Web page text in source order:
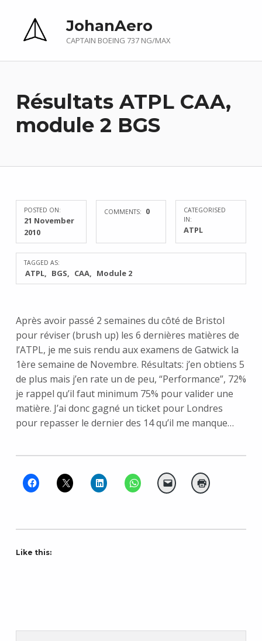
JohanAero
CAPTAIN BOEING 737 NG/MAX
Résultats ATPL CAA,
module 2 BGS
POSTED ON:
21 November
2010
COMMENTS: 0
CATEGORISED
IN:
ATPL
TAGGED AS:
ATPL BGS CAA Module 2
Après avoir passé 2 semaines du côté de Bristol
pour réviser (brush up) les 6 dernières matières de
l’ATPL, je me suis rendu aux examens de Gatwick la
1ère semaine de Novembre. Résultats: j’en obtiens 5
de plus mais j’en rate un de peu, “Performance”, 72%
je rappel qu’il faut minimum 75% pour valider une
matière. J’ai donc gagné un ticket pour Londres
pour repasser le dernier des 14 qu’il me manque…
Like this: